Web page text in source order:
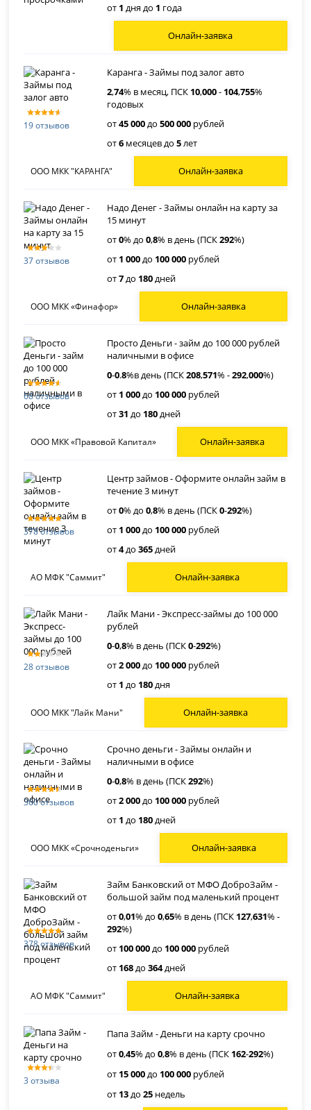
от 1 дня до 1 года
Онлайн-заявка
19 отзывов
Каранга - Займы под залог авто
2,74% в месяц, ПСК 10,000- 104,755%
годовых
от45 000до500 000 рублей
от6 месяцев до5лет
ООО МКК "КАРАНГА" Онлайн-заявка
37 отзывов
Надо Денег - Займы онлайн на карту за
15 минут
от0% до0,8% в день (ПСК292%)
от 1 000до 100 000 рублей
от7до 180дней
ООО МКК «Финафор» Онлайн-заявка
68 отзывов
Просто Деньги - займ до 100 000 рублей
наличными в офисе
0-0.8%в день (ПСК208,571% -292,000%)
от 1 000до 100 000 рублей
от31 до 180дней
ООО МКК «Правовой Капитал» Онлайн-заявка
378 отзывов
Центр займов - Оформите онлайн займ в
течение 3 минут
от0% до0,8% в день (ПСК0-292%)
от 1 000до 100 000 рублей
от4до365дней
АО МФК "Саммит" Онлайн-заявка
28 отзывов
Лайк Мани - Экспресс-займы до 100 000
рублей
0-0,8% в день (ПСК0-292%)
от2 000до 100 000 рублей
от 1 до 180дня
ООО МКК "Лайк Мани" Онлайн-заявка
360 отзывов
Срочно деньги - Займы онлайн и
наличными в офисе
0-0,8% в день (ПСК292%)
от2 000до 100 000 рублей
от 1 до 180дней
ООО МКК «Срочноденьги» Онлайн-заявка
378 отзывов
Займ Банковский от МФО ДоброЗайм -
большой займ под маленький процент
от0,01% до0,65% в день (ПСК 127,631% -
292%)
от 100 000до 100 000 рублей
от 168до364дней
АО МФК "Саммит" Онлайн-заявка
3 отзыва
Папа Займ - Деньги на карту срочно
от0,45% до0,8% в день (ПСК 162-292%)
от 15 000до 100 000 рублей
от 13до25 недель